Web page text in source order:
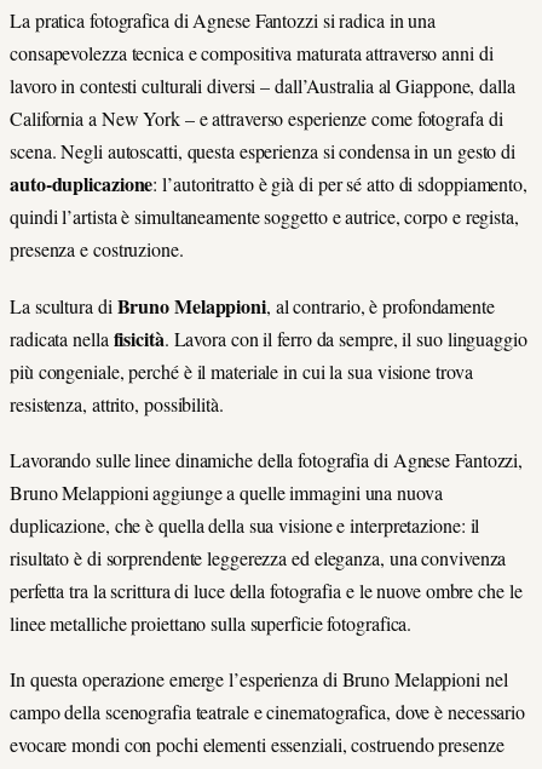
La pratica fotografica di Agnese Fantozzi si radica in una
consapevolezza tecnica e compositiva maturata attraverso anni di
lavoro in contesti culturali diversi – dall’Australia al Giappone, dalla
California a New York – e attraverso esperienze come fotografa di
scena. Negli autoscatti, questa esperienza si condensa in un gesto di
auto-duplicazione: l’autoritratto è già di per sé atto di sdoppiamento,
quindi l’artista è simultaneamente soggetto e autrice, corpo e regista,
presenza e costruzione.
La scultura di Bruno Melappioni, al contrario, è profondamente
radicata nella fisicità. Lavora con il ferro da sempre, il suo linguaggio
più congeniale, perché è il materiale in cui la sua visione trova
resistenza, attrito, possibilità.
Lavorando sulle linee dinamiche della fotografia di Agnese Fantozzi,
Bruno Melappioni aggiunge a quelle immagini una nuova
duplicazione, che è quella della sua visione e interpretazione: il
risultato è di sorprendente leggerezza ed eleganza, una convivenza
perfetta tra la scrittura di luce della fotografia e le nuove ombre che le
linee metalliche proiettano sulla superficie fotografica.
In questa operazione emerge l’esperienza di Bruno Melappioni nel
campo della scenografia teatrale e cinematografica, dove è necessario
evocare mondi con pochi elementi essenziali, costruendo presenze